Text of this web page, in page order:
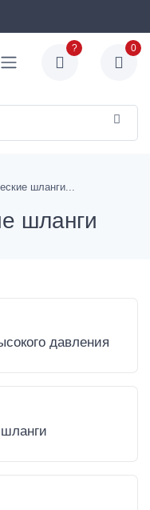
? 0
шланги
шланги
давления